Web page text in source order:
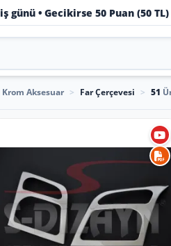
günü • Gecikirse 50 Puan (50 TL)
en büyük oto
Krom Aksesuar > Far Çerçevesi > 51